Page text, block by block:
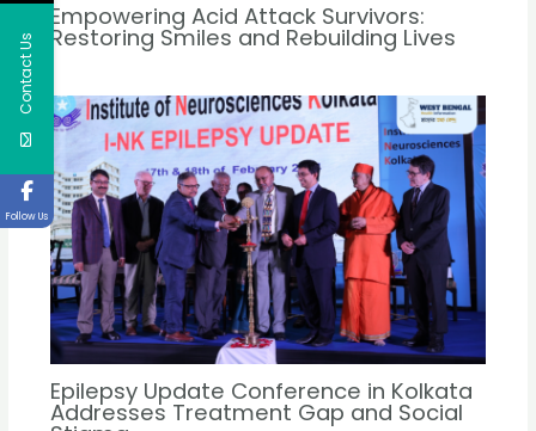
Empowering Acid Attack Survivors:
Restoring Smiles and Rebuilding Lives
Epilepsy Update Conference in Kolkata
Addresses Treatment Gap and Social
Contact Us
Follow Us